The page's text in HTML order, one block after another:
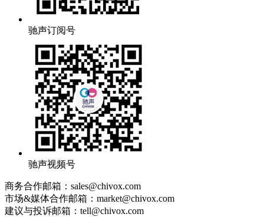
驰声订阅号
驰声视频号
商务合作邮箱：sales@chivox.com
市场&媒体合作邮箱：market@chivox.com
建议与投诉邮箱：tell@chivox.com